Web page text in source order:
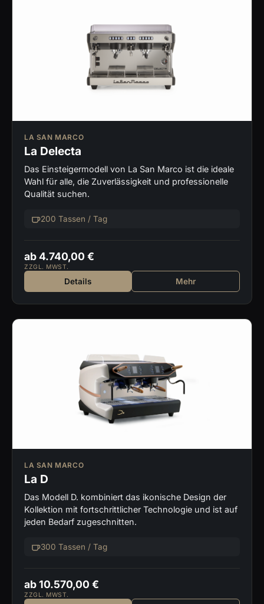
LA SAN MARCO
La Delecta
Das Einsteigermodell von La San Marco ist die ideale
Wahl für alle, die Zuverlässigkeit und professionelle
Qualität suchen.
200 Tassen / Tag
ab 4.740,00 €
ZZGL. MWST.
Details Mehr
LA SAN MARCO
La D
Das Modell D. kombiniert das ikonische Design der
Kollektion mit fortschrittlicher Technologie und ist auf
jeden Bedarf zugeschnitten.
300 Tassen / Tag
ab 10.570,00 €
ZZGL. MWST.